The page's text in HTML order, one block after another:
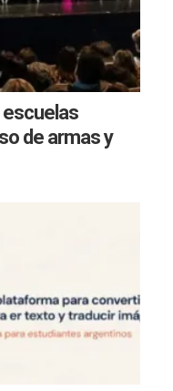
escuelas
de armas y